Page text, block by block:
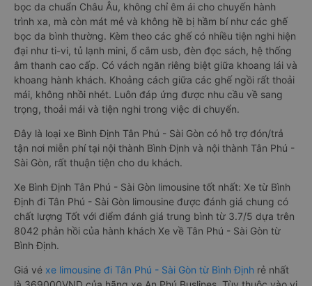
bọc da chuẩn Châu Âu, không chỉ êm ái cho chuyến hành
trình xa, mà còn mát mẻ và không hề bị hầm bí như các ghế
bọc da bình thường. Kèm theo các ghế có nhiều tiện nghi hiện
đại như ti-vi, tủ lạnh mini, ổ cắm usb, đèn đọc sách, hệ thống
âm thanh cao cấp. Có vách ngăn riêng biệt giữa khoang lái và
khoang hành khách. Khoảng cách giữa các ghế ngồi rất thoải
mái, không nhồi nhét. Luôn đáp ứng được nhu cầu về sang
trọng, thoải mái và tiện nghi trong việc di chuyển.
Đây là loại xe Bình Định Tân Phú - Sài Gòn có hỗ trợ đón/trả
tận nơi miễn phí tại nội thành Bình Định và nội thành Tân Phú -
Sài Gòn, rất thuận tiện cho du khách.
Xe Bình Định Tân Phú - Sài Gòn limousine tốt nhất: Xe từ Bình
Định đi Tân Phú - Sài Gòn limousine được đánh giá chung có
chất lượng Tốt với điểm đánh giá trung bình từ 3.7/5 dựa trên
8042 phản hồi của hành khách Xe về Tân Phú - Sài Gòn từ
Bình Định.
Giá vé xe limousine đi Tân Phú - Sài Gòn từ Bình Định rẻ nhất